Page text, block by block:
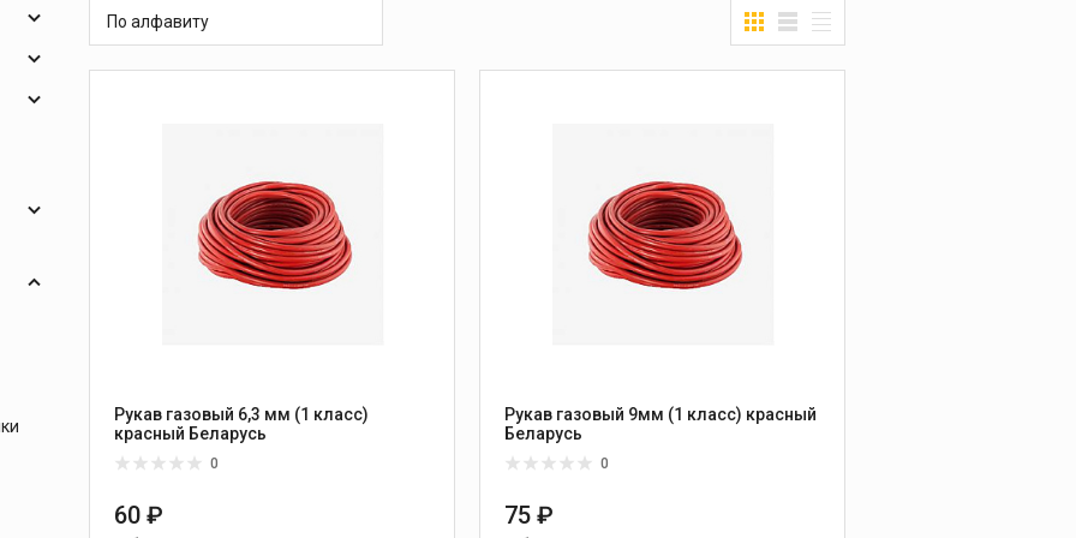
Спецодежда
Круги абразивные
Диски отрезные
По алфавиту
Рукав газовый 6,3 мм (1 класс)
красный Беларусь
0
60 ₽
Рукав газовый 9мм (1 класс) красный
Беларусь
0
75 ₽